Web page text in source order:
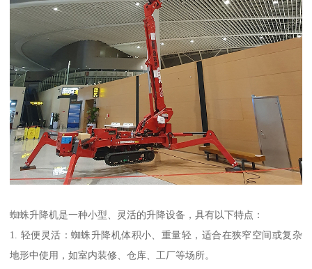
蜘蛛升降机是一种小型、灵活的升降设备，具有以下特点：
1. 轻便灵活：蜘蛛升降机体积小、重量轻，适合在狭窄空间或复杂
地形中使用，如室内装修、仓库、工厂等场所。